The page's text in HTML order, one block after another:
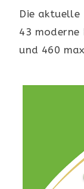
Die
43
und 460